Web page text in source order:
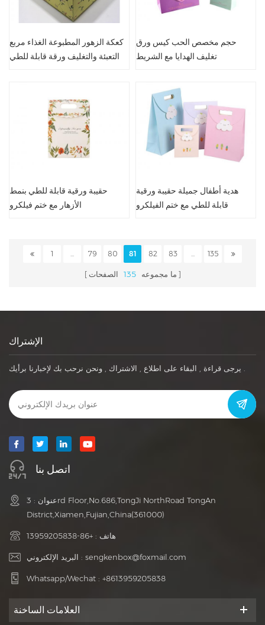
كعكة الزهور المطبوعة الغذاء مربع
التعبئة والتغليف ورقة قابلة للطي
حجم مخصص الحب كيس ورق
تغليف الهدايا مع الشريط
حقيبة ورقية قابلة للطي بنمط
الأزهار مع ختم فيلكرو
هدية أطفال جميلة حقيبة ورقية
قابلة للطي مع ختم الفيلكرو
1 79 80 81 82 83 135
ما مجموعه 135 الصفحات
الإشتراك
اتصل بنا
عنوان : 3rd Floor,No.686,TongJi NorthRoad TongAn
District,Xiamen,Fujian,China(361000)
هاتف : +86-13959205838
البريد الإلكتروني : sengkenbox@foxmail.com
Whatsapp/Wechat : +8613959205838
العلامات الساخنة